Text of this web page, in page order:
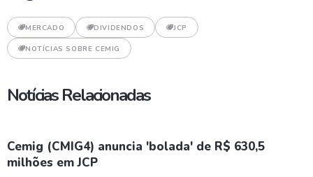
MERCADO DIVIDENDOS JCP
NOTÍCIAS SOBRE CEMIG
Notícias Relacionadas
Cemig (CMIG4) anuncia 'bolada' de R$ 630,5
milhões em JCP